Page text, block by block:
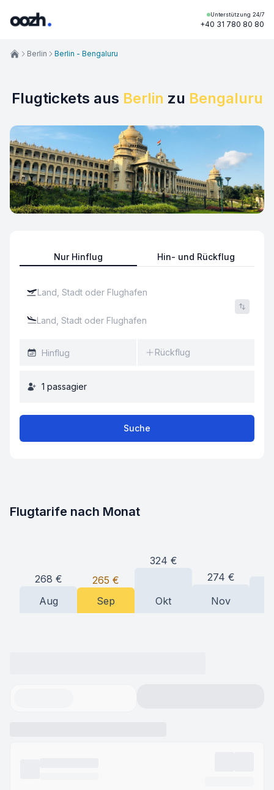
Unterstützung 24/7
+40 31 780 80 80
Flugtickets aus Berlin zu Bengaluru
Nur Hinflug Hin- und Rückflug
Rückflug
1 passagier
Suche
Berlin Berlin - Bengaluru
Flugtarife nach Monat
268 €
Aug
265 €
Sep
324 €
Okt
274 €
Nov